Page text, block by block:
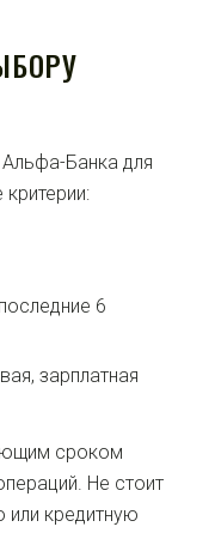
Банка для
6
зарплатная
сроком
Не стоит
или кредитную